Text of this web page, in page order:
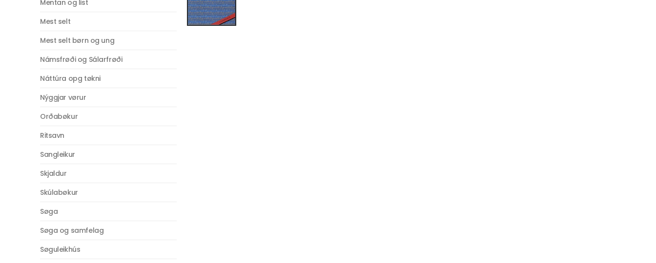
Mentan og list
Mest selt
Mest selt børn og ung
Námsfrøði og Sálarfrøði
Náttúra opg tøkni
Nýggjar vørur
Orðabøkur
Ritsavn
Sangleikur
Skjaldur
Skúlabøkur
Søga
Søga og samfelag
Søguleikhús